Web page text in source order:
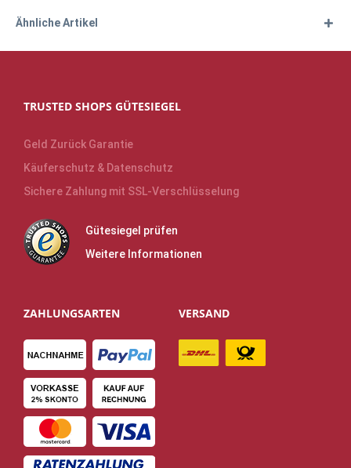
Ähnliche Artikel
TRUSTED SHOPS GÜTESIEGEL
Geld Zurück Garantie
Käuferschutz & Datenschutz
Sichere Zahlung mit SSL-Verschlüsselung
Gütesiegel prüfen
Weitere Informationen
ZAHLUNGSARTEN VERSAND